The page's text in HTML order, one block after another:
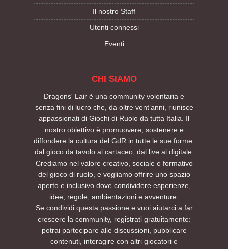
Il nostro Staff
Utenti connessi
Eventi
CHI SIAMO
Dragons' Lair è una community volontaria e
senza fini di lucro che, da oltre vent’anni, riunisce
appassionati di Giochi di Ruolo da tutta Italia. Il
nostro obiettivo è promuovere, sostenere e
diffondere la cultura del GdR in tutte le sue forme:
dal gioco da tavolo al cartaceo, dal live al digitale.
Crediamo nel valore creativo, sociale e formativo
del gioco di ruolo, e vogliamo offrire uno spazio
aperto e inclusivo dove condividere esperienze,
idee, regole, ambientazioni e avventure.
Se condividi questa passione e vuoi aiutarci a far
crescere la community, registrati gratuitamente:
potrai partecipare alle discussioni, pubblicare
contenuti, interagire con altri giocatori e